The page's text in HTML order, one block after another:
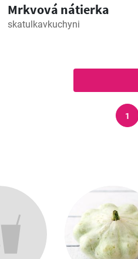
Mrkvová nátierka
skatulkavkuchyni
1